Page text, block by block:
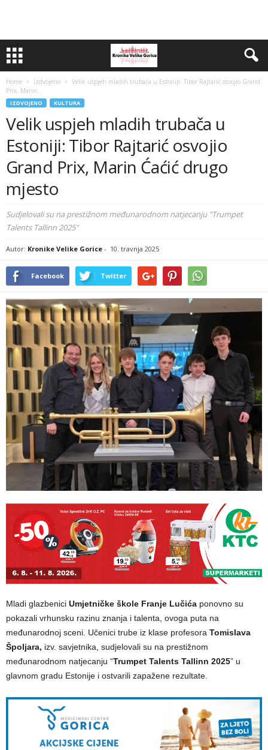
Home Izdvojeno
Velik uspjeh mladih trubača u Estoniji: Tibor Rajtarić osvojio Grand
Prix, Marin...
IZDVOJENO KULTURA
Velik uspjeh mladih trubača u
Estoniji: Tibor Rajtarić osvojio
Grand Prix, Marin Ćaćić drugo
mjesto
Sudjelovali su na prestižnom međunarodnom natjecanju "Trumpet
Talents Tallinn 2025"
Autor: Kronike Velike Gorice - 10. travnja 2025
Facebook Twitter
Mladi glazbenici Umjetničke škole Franje Lučića ponovno su
pokazali vrhunsku razinu znanja i talenta, ovoga puta na
međunarodnoj sceni. Učenici trube iz klase profesora Tomislava
Špoljara, izv. savjetnika, sudjelovali su na prestižnom
međunarodnom natjecanju “Trumpet Talents Tallinn 2025” u
glavnom gradu Estonije i ostvarili zapažene rezultate.